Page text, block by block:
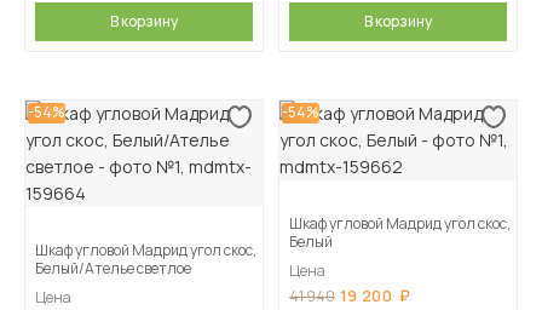
В корзину В корзину
-54%
Шкаф угловой Мадрид угол скос,
Белый/Ателье светлое
Цена
-54%
Шкаф угловой Мадрид угол скос,
Белый
Цена
41 940 19 200